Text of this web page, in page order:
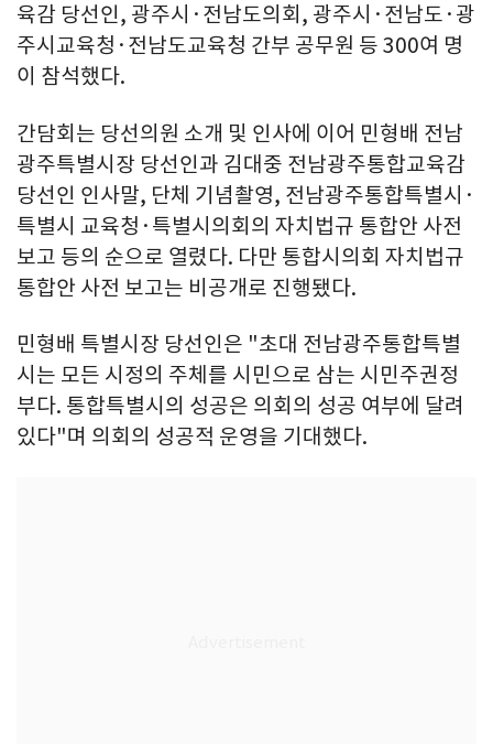
육감 당선인, 광주시·전남도의회, 광주시·전남도·광
주시교육청·전남도교육청 간부 공무원 등 300여 명
이 참석했다.
간담회는 당선의원 소개 및 인사에 이어 민형배 전남
광주특별시장 당선인과 김대중 전남광주통합교육감
당선인 인사말, 단체 기념촬영, 전남광주통합특별시·
특별시 교육청·특별시의회의 자치법규 통합안 사전
보고 등의 순으로 열렸다. 다만 통합시의회 자치법규
통합안 사전 보고는 비공개로 진행됐다.
민형배 특별시장 당선인은 "초대 전남광주통합특별
시는 모든 시정의 주체를 시민으로 삼는 시민주권정
부다. 통합특별시의 성공은 의회의 성공 여부에 달려
있다"며 의회의 성공적 운영을 기대했다.